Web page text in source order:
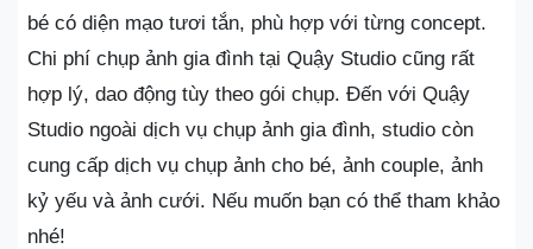
bé có diện mạo tươi tắn, phù hợp với từng concept.
Chi phí chụp ảnh gia đình tại Quậy Studio cũng rất
hợp lý, dao động tùy theo gói chụp. Đến với Quậy
Studio ngoài dịch vụ chụp ảnh gia đình, studio còn
cung cấp dịch vụ chụp ảnh cho bé, ảnh couple, ảnh
kỷ yếu và ảnh cưới. Nếu muốn bạn có thể tham khảo
nhé!